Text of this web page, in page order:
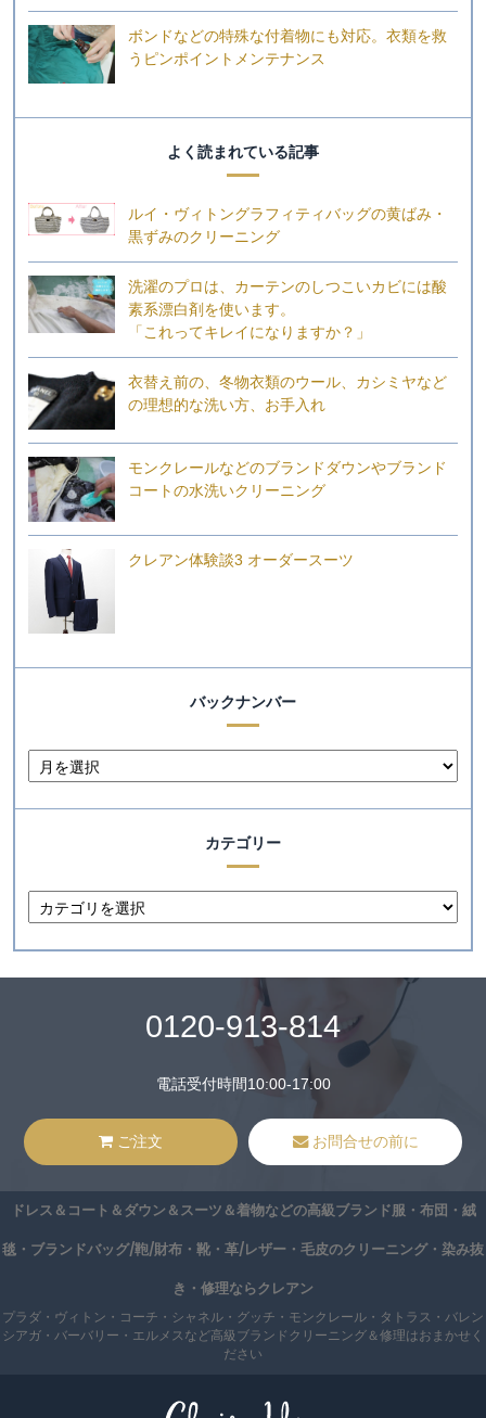
ボンドなどの特殊な付着物にも対応。衣類を救
うピンポイントメンテナンス
よく読まれている記事
ルイ・ヴィトングラフィティバッグの黄ばみ・
黒ずみのクリーニング
洗濯のプロは、カーテンのしつこいカビには酸
素系漂白剤を使います。
「これってキレイになりますか？」
衣替え前の、冬物衣類のウール、カシミヤなど
の理想的な洗い方、お手入れ
モンクレールなどのブランドダウンやブランド
コートの水洗いクリーニング
クレアン体験談3 オーダースーツ
バックナンバー
カテゴリー
0120-913-814
電話受付時間10:00-17:00
ご注文 お問合せの前に
ドレス＆コート＆ダウン＆スーツ＆着物などの高級ブランド服・布団・絨
毯・ブランドバッグ/鞄/財布・靴・革/レザー・毛皮のクリーニング・染み抜
き・修理ならクレアン
プラダ・ヴィトン・コーチ・シャネル・グッチ・モンクレール・タトラス・バレン
シアガ・バーバリー・エルメスなど高級ブランドクリーニング＆修理はおまかせく
ださい